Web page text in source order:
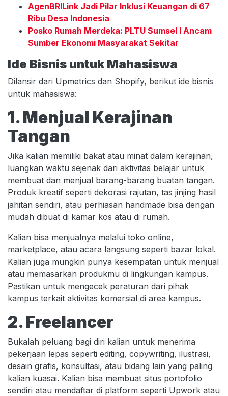
AgenBRILink Jadi Pilar Inklusi Keuangan di 67
Ribu Desa Indonesia
Posko Rumah Merdeka: PLTU Sumsel I Ancam
Sumber Ekonomi Masyarakat Sekitar
Ide Bisnis untuk Mahasiswa
Dilansir dari Upmetrics dan Shopify, berikut ide bisnis
untuk mahasiswa:
1. Menjual Kerajinan
Tangan
Jika kalian memiliki bakat atau minat dalam kerajinan,
luangkan waktu sejenak dari aktivitas belajar untuk
membuat dan menjual barang-barang buatan tangan.
Produk kreatif seperti dekorasi rajutan, tas jinjing hasil
jahitan sendiri, atau perhiasan handmade bisa dengan
mudah dibuat di kamar kos atau di rumah.
Kalian bisa menjualnya melalui toko online,
marketplace, atau acara langsung seperti bazar lokal.
Kalian juga mungkin punya kesempatan untuk menjual
atau memasarkan produkmu di lingkungan kampus.
Pastikan untuk mengecek peraturan dari pihak
kampus terkait aktivitas komersial di area kampus.
2. Freelancer
Bukalah peluang bagi diri kalian untuk menerima
pekerjaan lepas seperti editing, copywriting, ilustrasi,
desain grafis, konsultasi, atau bidang lain yang paling
kalian kuasai. Kalian bisa membuat situs portofolio
sendiri atau mendaftar di platform seperti Upwork atau